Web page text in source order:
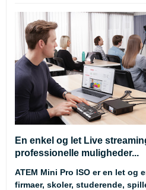
En enkel og let Live
professionelle muligheder...
ATEM Mini Pro ISO er en let og
firmaer, skoler, studerende,